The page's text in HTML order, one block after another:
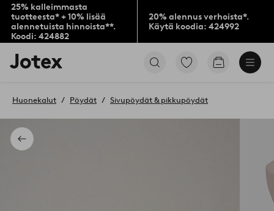
25% kalleimmasta
tuotteesta* + 10% lisää
alennetuista hinnoista**.
Koodi: 424882
20% alennus verhoista*.
Käytä koodia: 424992
Jotex-
logo
aloitussivulle
Siirry
Siirry
Takaisin
Huonekalut Pöydät Sivupöydät & pikkupöydät